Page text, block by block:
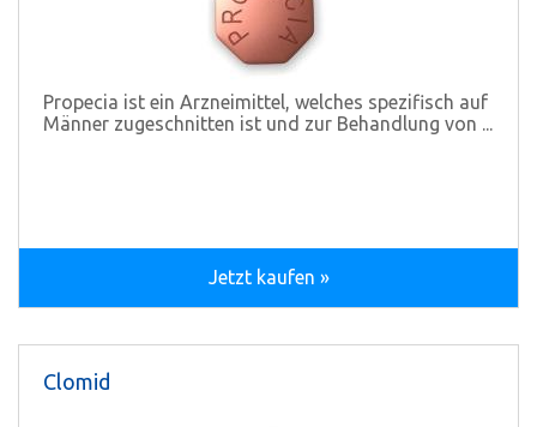
Propecia ist ein Arzneimittel, welches spezifisch auf
Männer zugeschnitten ist und zur Behandlung von ...
Jetzt kaufen »
Clomid